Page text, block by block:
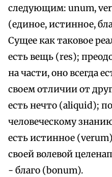
следующим: unum,
(единое, истинное,
Сущее как таковое
есть вещь (res);
на части, оно всегда
своем отличии от
есть нечто (aliquid);
человеческому
есть истинное
своей волевой
- благо (bonum).